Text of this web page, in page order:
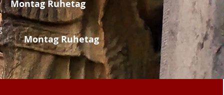
Montag Ruhetag
Montag Ruhetag